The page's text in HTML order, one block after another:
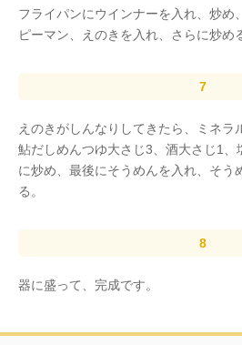
フライパンにウインナーを入れ、炒め
ピーマン、えのきを入れ、さらに炒め
えのきがしんなりしてきたら、ミネラ
鮎だしめんつゆ大さじ3、酒大さじ1、
に炒め、最後にそうめんを入れ、そう
る。
器に盛って、完成です。